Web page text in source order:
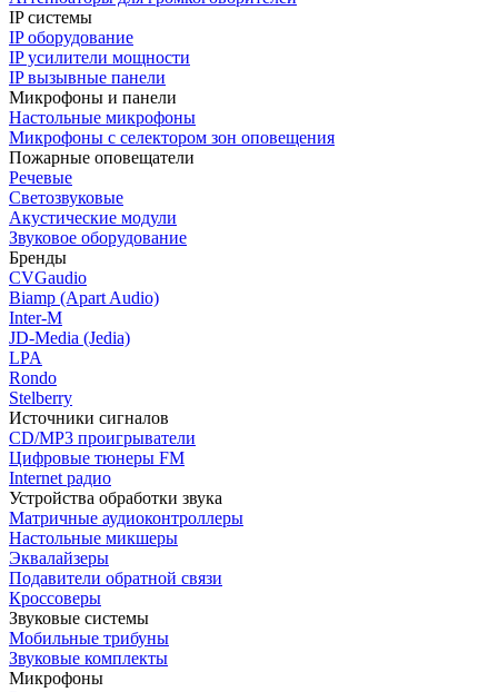
IP системы
IP оборудование
IP усилители мощности
IP вызывные панели
Микрофоны и панели
Настольные микрофоны
Микрофоны с селектором зон оповещения
Пожарные оповещатели
Речевые
Светозвуковые
Акустические модули
Звуковое оборудование
Бренды
CVGaudio
Biamp (Apart Audio)
Inter-M
JD-Media (Jedia)
LPA
Rondo
Stelberry
Источники сигналов
CD/MP3 проигрыватели
Цифровые тюнеры FM
Internet радио
Устройства обработки звука
Матричные аудиоконтроллеры
Настольные микшеры
Эквалайзеры
Подавители обратной связи
Кроссоверы
Звуковые системы
Мобильные трибуны
Звуковые комплекты
Микрофоны